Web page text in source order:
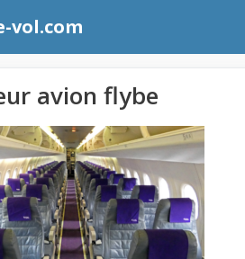
vol.com
avion flybe